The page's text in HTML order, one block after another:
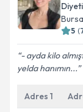
Bursa
5 (
- ayda kilo
yelda hanımın...
Adres 1